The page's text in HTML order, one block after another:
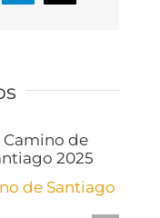
electrónico
de Santiago